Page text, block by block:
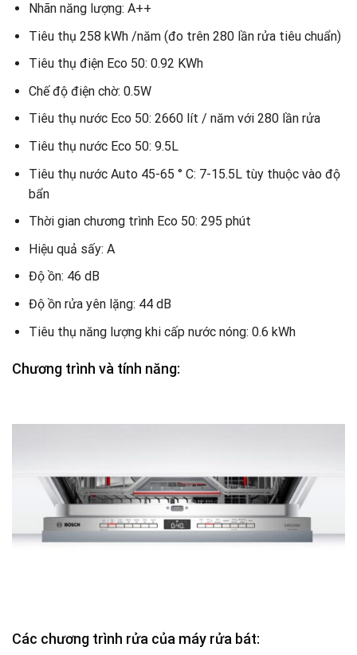
Nhãn năng lượng: A++
Tiêu thụ 258 kWh /năm (đo trên 280 lần rửa tiêu chuẩn)
Tiêu thụ điện Eco 50: 0.92 KWh
Chế độ điện chờ: 0.5W
Tiêu thụ nước Eco 50: 2660 lít / năm với 280 lần rửa
Tiêu thụ nước Eco 50: 9.5L
Tiêu thụ nước Auto 45-65 ° C: 7-15.5L tùy thuộc vào độ
bẩn
Thời gian chương trình Eco 50: 295 phút
Hiệu quả sấy: A
Độ ồn: 46 dB
Độ ồn rửa yên lặng: 44 dB
Tiêu thụ năng lượng khi cấp nước nóng: 0.6 kWh
Chương trình và tính năng:
Các chương trình rửa của máy rửa bát: